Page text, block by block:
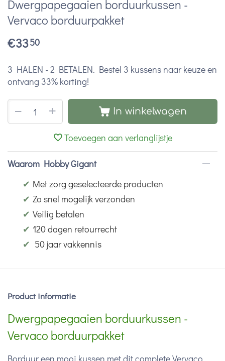
Dwergpapegaaien borduurkussen -
Vervaco borduurpakket
€3350
3 HALEN - 2 BETALEN. Bestel 3 kussens naar keuze en
ontvang 33% korting!
+
− In winkelwagen
Toevoegen aan verlanglijstje
Waarom Hobby Gigant
✔ Met zorg geselecteerde producten
✔ Zo snel mogelijk verzonden
✔ Veilig betalen
✔ 120 dagen retourrecht
✔ 50 jaar vakkennis
Product informatie
Dwergpapegaaien borduurkussen -
Vervaco borduurpakket
Borduur een mooi kussen met dit complete Vervaco